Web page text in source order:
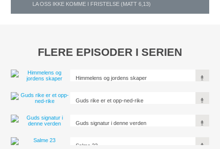
LA OSS IKKE KOMME I FRISTELSE (MATT 6,13)
FLERE EPISODER I SERIEN
Himmelens og jordens skaper
Guds rike er et opp-ned-rike
Guds signatur i denne verden
Salme 23